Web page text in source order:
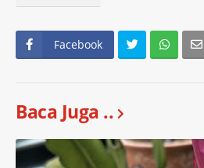
Facebook
Baca Juga ..